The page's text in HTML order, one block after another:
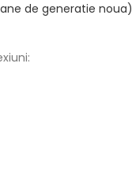
de generatie noua)